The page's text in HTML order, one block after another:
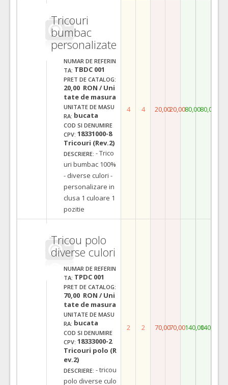
Tricouri
bumbac
personalizate
NUMAR DE REFERIN
TA: TBDC 001
PRET DE CATALOG:
20,00 RON / Uni
tate de masura
UNITATE DE MASU
RA: bucata
COD SI DENUMIRE
CPV: 18331000-8
Tricouri (Rev.2)
DESCRIERE: - Trico
uri bumbac 100%
- diverse culori -
personalizare in
clusa 1 culoare 1
pozitie
4 4 20,0020,0080,0080,00
Tricou polo
diverse culori
NUMAR DE REFERIN
TA: TPDC 001
PRET DE CATALOG:
70,00 RON / Uni
tate de masura
UNITATE DE MASU
RA: bucata
COD SI DENUMIRE
CPV: 18333000-2
Tricouri polo (R
ev.2)
DESCRIERE: - tricou
polo diverse culo
2 2 70,0070,00140,00140,00